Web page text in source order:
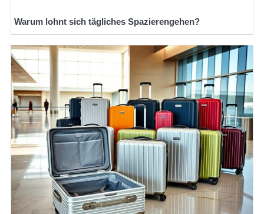
Warum lohnt sich tägliches Spazierengehen?